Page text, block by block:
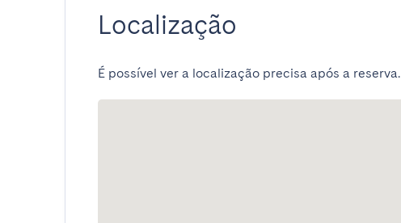
Localização
É possível ver a localização precisa após a reserva.